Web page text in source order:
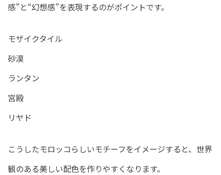
感”と“幻想感”を表現するのがポイントです。
モザイクタイル
砂漠
ランタン
宮殿
リヤド
こうしたモロッコらしいモチーフをイメージすると、世界
観のある美しい配色を作りやすくなります。